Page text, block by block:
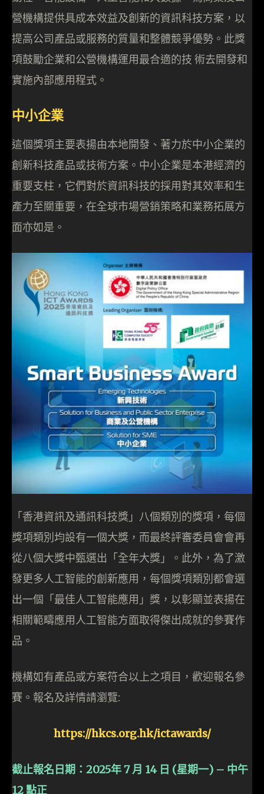
營機構提供具成本效益及創新的資訊科技方案，以
提高公司產品或服務的質量和整體競爭優勢。此獎
項鼓勵企業和公營機構運用最合適的技 術去開發和
實施內部應用程式。
中小企業
這個獎項主要表揚由本地開發、著力於中小企業的
創新科技產品或技術方案。中小企業是本港經濟的
重要支柱，它們對於資訊科技的採用對其效率和生
產力至關重要，在全球市場營銷策略和業務拓展方
面亦如是。
「香港資訊及通訊科技獎」八個類別的獎項，每個
獎項類別均設有一個大獎，而最終評審委員會會再
從八個大獎中甄選出「全年大獎」。此外，為了激
發更多人工智能的創新應用，每個獎項類別都會選
出一個「最佳人工智能應用」獎，以彰顯並表揚在
相關範疇應用人工智能方面取得傑出成就的參賽作
品。
機構如有產品或方案符合以上之項目，歡迎報名參
賽。報名及詳情請瀏覽:
https://hkcs.org.hk/ictawards/
截止報名日期：2025年 7 月 14 日 (星期一) – 中午
12 點正